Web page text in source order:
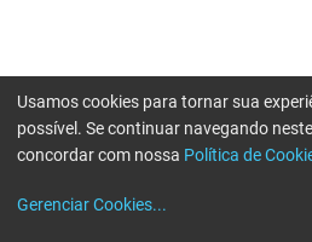
Usamos cookies para tornar sua
possível. Se continuar navegando
concordar com nossa Política de
Gerenciar Cookies...
Erro ao enviar informações, por